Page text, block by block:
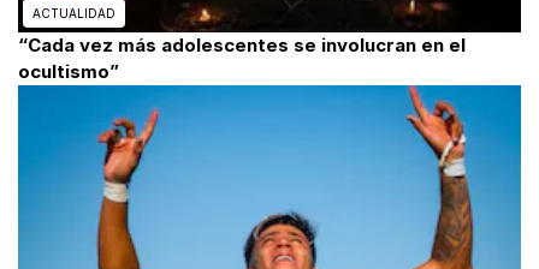
ACTUALIDAD
“Cada vez más adolescentes se involucran en el
ocultismo”